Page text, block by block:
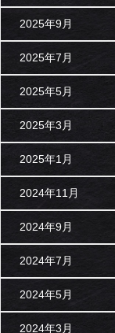
2025年9月
2025年7月
2025年5月
2025年3月
2025年1月
2024年11月
2024年9月
2024年7月
2024年5月
2024年3月